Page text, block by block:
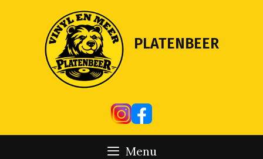
content
PLATENBEER
Menu